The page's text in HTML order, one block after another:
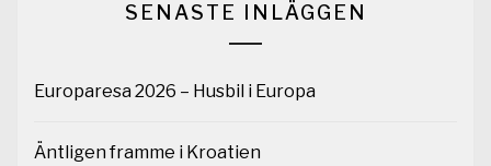
SENASTE INLÄGGEN
Europaresa 2026 – Husbil i Europa
Äntligen framme i Kroatien